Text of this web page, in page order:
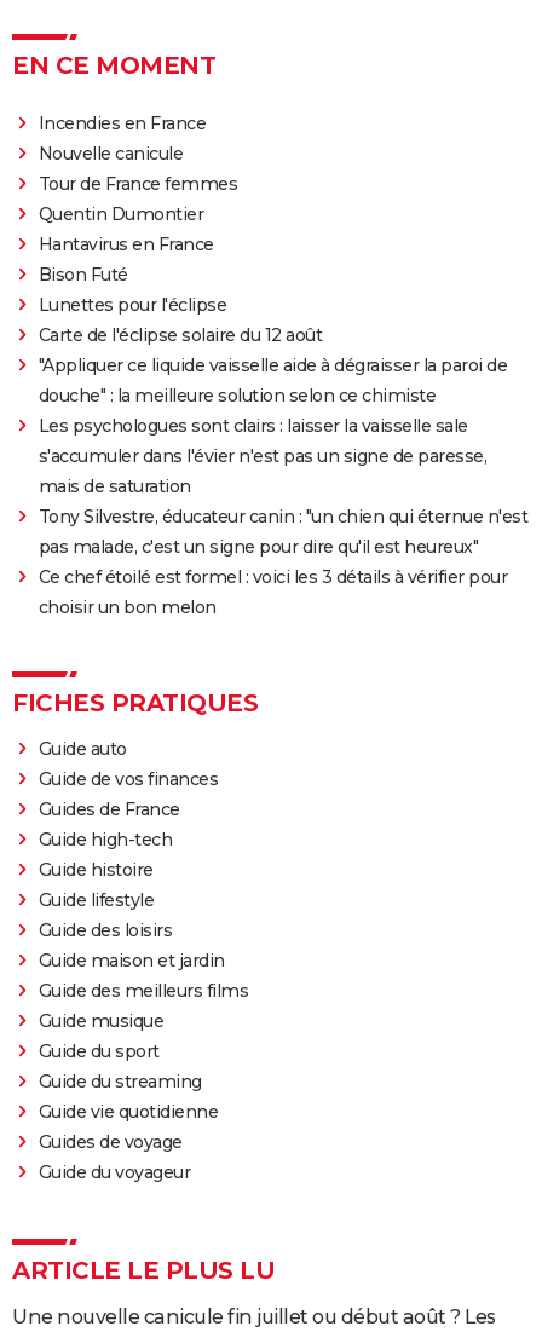
EN CE MOMENT
Incendies en France
Nouvelle canicule
Tour de France femmes
Quentin Dumontier
Hantavirus en France
Bison Futé
Lunettes pour l'éclipse
Carte de l'éclipse solaire du 12 août
"Appliquer ce liquide vaisselle aide à dégraisser la paroi de
douche" : la meilleure solution selon ce chimiste
Les psychologues sont clairs : laisser la vaisselle sale
s'accumuler dans l'évier n'est pas un signe de paresse,
mais de saturation
Tony Silvestre, éducateur canin : "un chien qui éternue n'est
pas malade, c'est un signe pour dire qu'il est heureux"
Ce chef étoilé est formel : voici les 3 détails à vérifier pour
choisir un bon melon
FICHES PRATIQUES
Guide auto
Guide de vos finances
Guides de France
Guide high-tech
Guide histoire
Guide lifestyle
Guide des loisirs
Guide maison et jardin
Guide des meilleurs films
Guide musique
Guide du sport
Guide du streaming
Guide vie quotidienne
Guides de voyage
Guide du voyageur
ARTICLE LE PLUS LU
Une nouvelle canicule fin juillet ou début août ? Les